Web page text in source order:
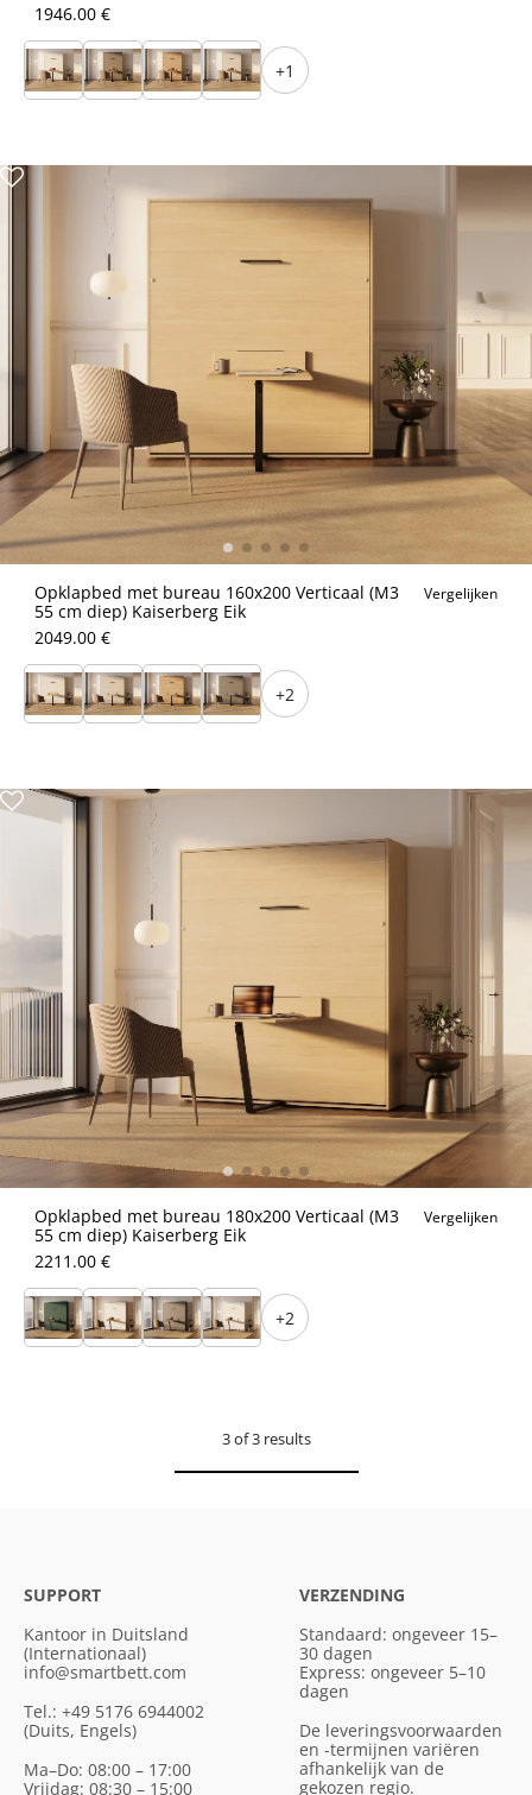
1946.00 €
+1
Opklapbed met bureau 160x200 Verticaal (M3
55 cm diep) Kaiserberg Eik
Vergelijken
2049.00 €
+2
Opklapbed met bureau 180x200 Verticaal (M3
55 cm diep) Kaiserberg Eik
Vergelijken
2211.00 €
+2
3 of 3 results
SUPPORT
Kantoor in Duitsland
(Internationaal)
info@smartbett.com
Tel.: +49 5176 6944002
(Duits, Engels)
Ma–Do: 08:00 – 17:00
Vrijdag: 08:30 – 15:00
VERZENDING
Standaard: ongeveer 15–
30 dagen
Express: ongeveer 5–10
dagen
De leveringsvoorwaarden
en -termijnen variëren
afhankelijk van de
gekozen regio.